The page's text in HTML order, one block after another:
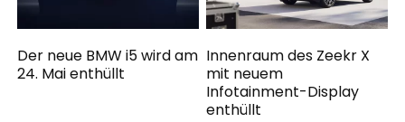
Der neue BMW i5 wird am
24. Mai enthüllt
Innenraum des Zeekr X
mit neuem
Infotainment-Display
enthüllt